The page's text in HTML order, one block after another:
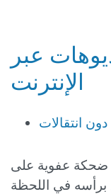
عبر
الإنترنت
انتقالات
ضحكة عفوية على
برأسه في اللحظة